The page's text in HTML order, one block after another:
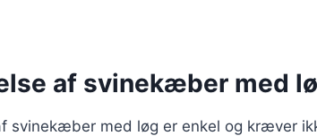
af svinekæber med
svinekæber med løg er enkel og kræver